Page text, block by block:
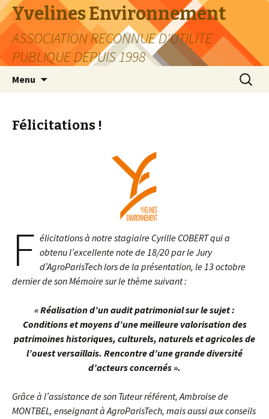
Yvelines Environnement
ASSOCIATION RECONNUE D'UTILITE
PUBLIQUE DEPUIS 1998
Menu
Félicitations !
F élicitations à notre stagiaire Cyrille COBERT qui a
obtenu l’excellente note de 18/20 par le Jury
d’AgroParisTech lors de la présentation, le 13 octobre
dernier de son Mémoire sur le thème suivant :
« Réalisation d’un audit patrimonial sur le sujet :
Conditions et moyens d’une meilleure valorisation des
patrimoines historiques, culturels, naturels et agricoles de
l’ouest versaillais. Rencontre d’une grande diversité
d’acteurs concernés ».
Grâce à l’assistance de son Tuteur référent, Ambroise de
MONTBEL, enseignant à AgroParisTech, mais aussi aux conseils